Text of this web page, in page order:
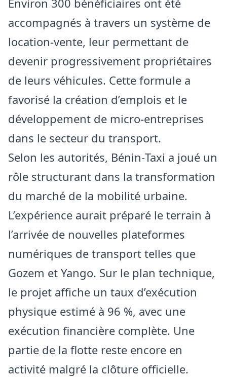
accompagnés à travers un système de
location‑vente, leur permettant de
devenir progressivement propriétaires
de leurs véhicules. Cette formule a
favorisé la création d’emplois et le
développement de micro‑entreprises
dans le secteur du transport.
Selon les autorités, Bénin‑Taxi a joué un
rôle structurant dans la transformation
du marché de la mobilité urbaine.
L’expérience aurait préparé le terrain à
l’arrivée de nouvelles plateformes
numériques de transport telles que
Gozem et Yango. Sur le plan technique,
le projet affiche un taux d’exécution
physique estimé à 96 %, avec une
exécution financière complète. Une
partie de la flotte reste encore en
activité malgré la clôture officielle.